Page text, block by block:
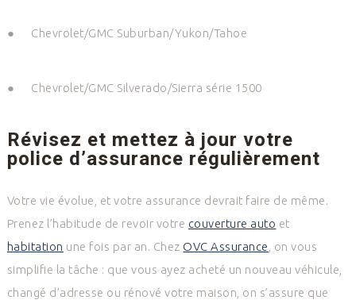
● Chevrolet/GMC Suburban/Yukon/Tahoe
● Chevrolet/GMC Silverado/Sierra série 1500
Révisez et mettez à jour votre
police d’assurance régulièrement
Votre vie évolue, et votre assurance devrait faire de même.
Prenez l’habitude de revoir votre couverture auto et
habitation une fois par an. Chez OVC Assurance , on vous
simplifie la tâche : que vous ayez acheté un nouveau véhicule,
changé d’adresse ou rénové votre maison, on s’assure que